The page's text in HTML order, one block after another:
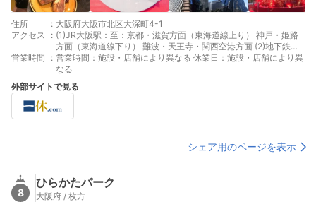
住所 : 大阪府大阪市北区大深町4-1
アクセス
: (1)JR大阪駅：至：京都・滋賀方面（東海道線上り） 神戸・姫路
方面（東海道線下り） 難波・天王寺・関西空港方面 (2)地下鉄御
堂筋線梅田駅・中津駅：至：千里・新大阪方面、難波・天王寺方
面 (3)阪急電鉄梅田駅・中津駅：至：京都方面、宝塚方面、神
戸・伊丹・北千里方面 (4)新大阪駅より：JR東海道本線：新大阪
駅→大阪駅 快速約4分、地下鉄御堂筋線：新大阪駅→梅田駅 約7
営業時間 : 営業時間：施設・店舗により異なる 休業日：施設・店舗により異
なる
外部サイトで見る
シェア用のページを表示
8
ひらかたパーク
大阪府 / 枚方